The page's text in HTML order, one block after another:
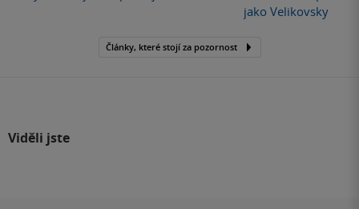
jako Velikovsky
Články, které stojí za pozornost
Viděli jste